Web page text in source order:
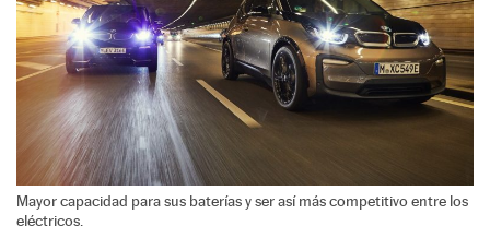
Mayor capacidad para sus baterías y ser así más competitivo entre los
eléctricos.